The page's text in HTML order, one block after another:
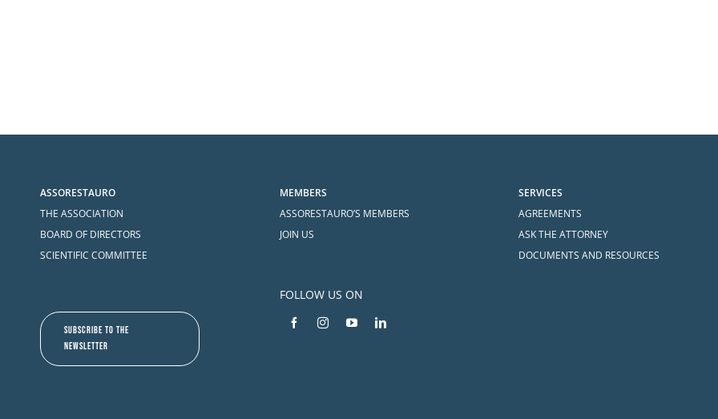
ASSORESTAURO
THE ASSOCIATION
BOARD OF DIRECTORS
SCIENTIFIC COMMITTEE
SUBSCRIBE TO THE
NEWSLETTER
MEMBERS
ASSORESTAURO’S MEMBERS
JOIN US
FOLLOW US ON
SERVICES
AGREEMENTS
ASK THE ATTORNEY
DOCUMENTS AND RESOURCES